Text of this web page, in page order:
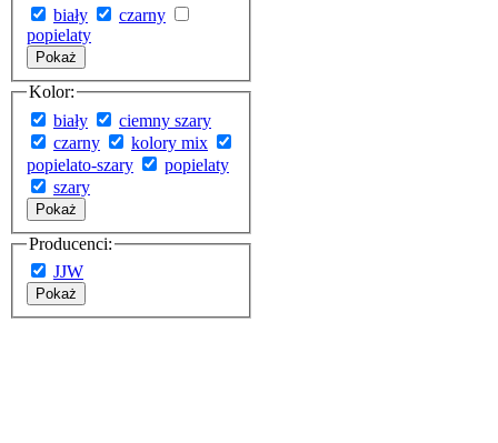
biały
czarny
popielaty
Pokaż
Kolor:
biały
ciemny szary
czarny
kolory mix
popielato-szary
popielaty
szary
Pokaż
Producenci:
JJW
Pokaż